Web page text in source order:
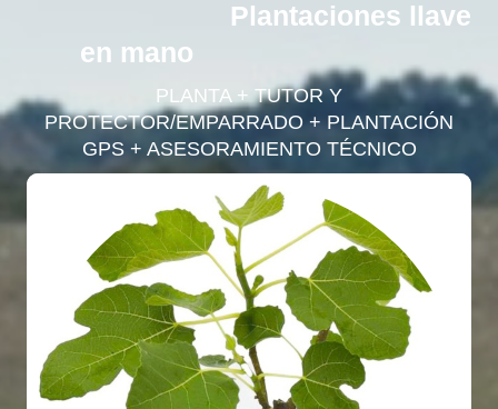
Plantaciones llave
en mano
PLANTA + TUTOR Y
PROTECTOR/EMPARRADO + PLANTACIÓN
GPS + ASESORAMIENTO TÉCNICO